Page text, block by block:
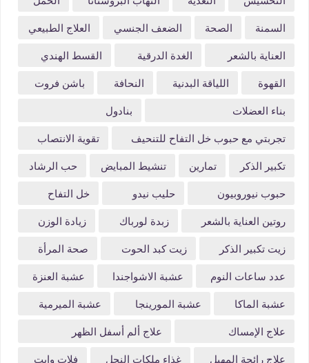
السمنة
الصحة الضعف الجنسي
العلاج الطبيعي
العناية بالشعر
الغدة الدرقية
القسط الهندي
القهوة
اللياقة البدنية النحافة
باشن فروت
بناء العضلات
بنادول
تجربتي مع حبوب خل التفاح للتنحيف
تقوية الانتصاب
تكبير الذكر
تمارين تنشيط المبايض
حب الرشاد
حبوب نيوروبيون
حليب نيدو
خل التفاح
روتين العناية بالشعر
زبدة لورباك
زيادة الوزن
زيت تكبير الذكر
زيت كبد الحوت
صحة المرأة
عدد ساعات النوم
عشبة الاشواجندا
عشبة العنزة
عشبة الماكا
عشبة المورينجا
عشبة الميرمية
علاج الإمساك
علاج ألم أسفل الظهر
علاج رائحة المهبل
غذاء ملكات النحل
فلات وايت